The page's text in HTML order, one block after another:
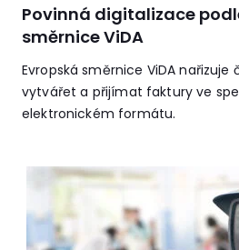
Povinná digitalizace
směrnice ViDA
Evropská směrnice ViDA
vytvářet a přijímat faktury ve
elektronickém formátu.